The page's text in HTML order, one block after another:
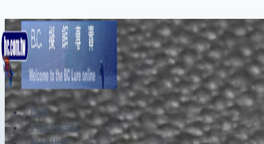
Skip
to
content
首頁
釣友討論區